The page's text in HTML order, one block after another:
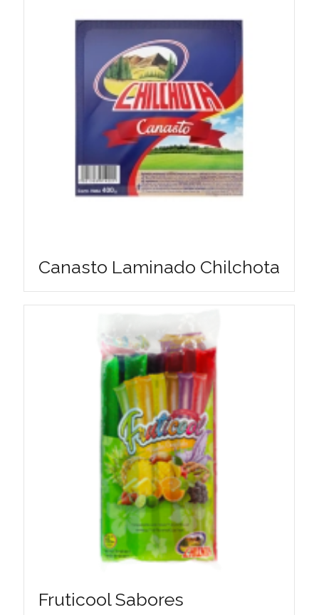
Canasto Laminado Chilchota
Fruticool Sabores